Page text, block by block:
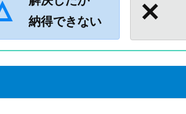
納得できない